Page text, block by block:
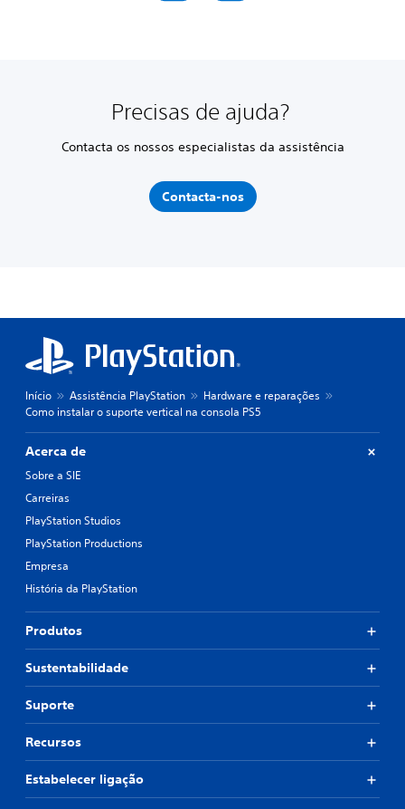
Precisas de ajuda?
Contacta os nossos especialistas da assistência
Contacta-nos
Início Assistência PlayStation
Hardware e reparações
Como instalar o suporte vertical na consola PS5
Acerca de
Sobre a SIE
Carreiras
PlayStation Studios
PlayStation Productions
Empresa
História da PlayStation
Produtos
Sustentabilidade
Suporte
Recursos
Estabelecer ligação